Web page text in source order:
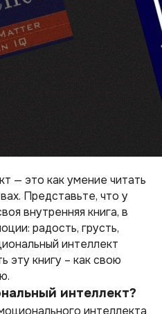
— это как умение читать
Представьте, что у
внутренняя книга, в
радость, грусть,
интеллект
эту книгу – как свою
интеллект?
интеллекта